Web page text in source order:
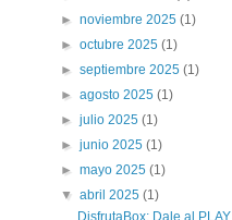
►noviembre 2025(1)
►octubre 2025(1)
►septiembre 2025(1)
►agosto 2025(1)
►julio 2025(1)
►junio 2025(1)
►mayo 2025(1)
▼abril 2025(1)
DisfrutaBox: Dale al PLAY